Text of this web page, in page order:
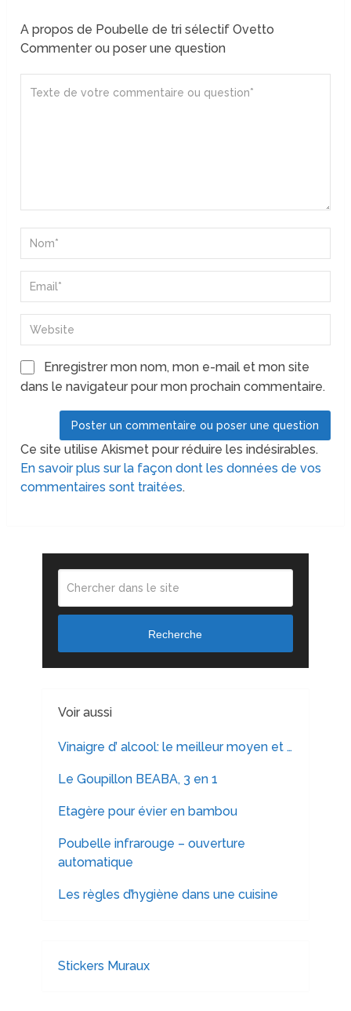
A propos de Poubelle de tri sélectif Ovetto
Commenter ou poser une question
Enregistrer mon nom, mon e-mail et mon site
dans le navigateur pour mon prochain commentaire.
Ce site utilise Akismet pour réduire les indésirables.
En savoir plus sur la façon dont les données de vos
commentaires sont traitées.
Recherche
Voir aussi
Vinaigre d’ alcool: le meilleur moyen et …
Le Goupillon BEABA, 3 en 1
Etagère pour évier en bambou
Poubelle infrarouge – ouverture
automatique
Les règles d’hygiène dans une cuisine
Stickers Muraux